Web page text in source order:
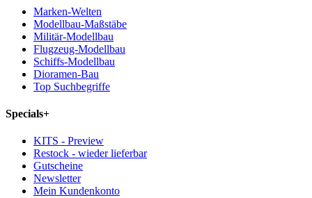
Marken-Welten
Modellbau-Maßstäbe
Militär-Modellbau
Flugzeug-Modellbau
Schiffs-Modellbau
Dioramen-Bau
Top Suchbegriffe
Specials+
KITS - Preview
Restock - wieder lieferbar
Gutscheine
Newsletter
Mein Kundenkonto